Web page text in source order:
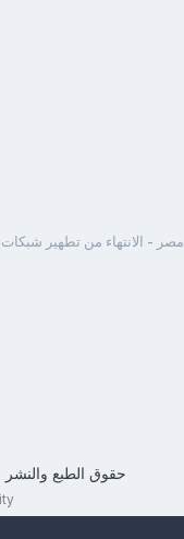
مصر - الانتهاء من تطهير
حقوق الطبع والنشر